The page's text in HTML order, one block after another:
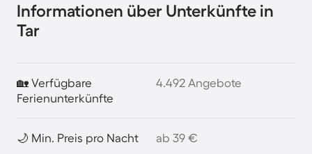
Informationen über Unterkünfte in
Tar
🏡 Verfügbare
Ferienunterkünfte
4.492 Angebote
🌙 Min. Preis pro Nacht ab 39 €